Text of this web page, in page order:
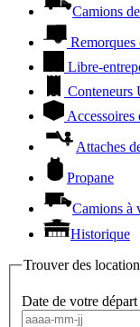
Camions
Remorques
Libre-
Conteneurs
Accessoires
Attaches
Propane
Camions à
Historique
Trouver des
Date de votre